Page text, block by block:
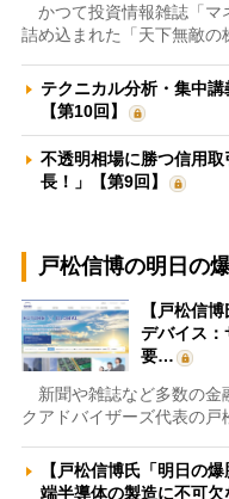
かつて投資情報雑誌「マ
詰め込まれた「天下無敵の
テクニカル分析・集中
【第10回】
不透明相場に勝つ信用
長！」【第9回】
戸松信博の明日の
【戸松信
デバイス
要…
新聞や雑誌など多数の金
クアドバイザーズ代表の戸
【戸松信博氏「明日の
端半導体の製造に不可